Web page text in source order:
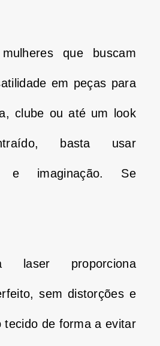
que buscam
em peças para
clube ou até um look
basta usar
e imaginação. Se
proporciona
sem distorções e
tecido de forma a evitar